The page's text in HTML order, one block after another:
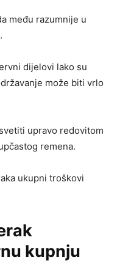
među razumnije u
dijelovi lako su
može biti vrlo
upravo redovitom
remena.
ukupni troškovi
kupnju